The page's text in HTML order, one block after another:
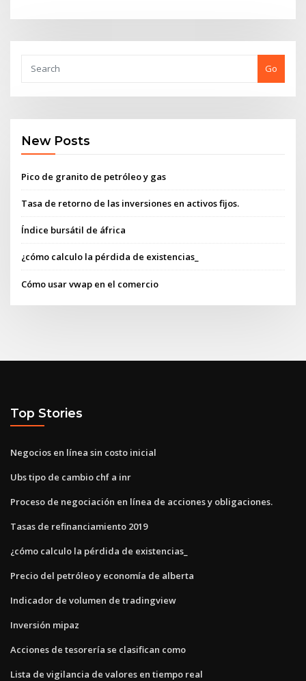
Go
New Posts
Pico de granito de petróleo y gas
Tasa de retorno de las inversiones en activos fijos.
Índice bursátil de áfrica
¿cómo calculo la pérdida de existencias_
Cómo usar vwap en el comercio
Top Stories
Negocios en línea sin costo inicial
Ubs tipo de cambio chf a inr
Proceso de negociación en línea de acciones y obligaciones.
Tasas de refinanciamiento 2019
¿cómo calculo la pérdida de existencias_
Precio del petróleo y economía de alberta
Indicador de volumen de tradingview
Inversión mipaz
Acciones de tesorería se clasifican como
Lista de vigilancia de valores en tiempo real